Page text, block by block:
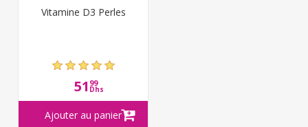
Vitamine D3 Perles
51 99
Dhs